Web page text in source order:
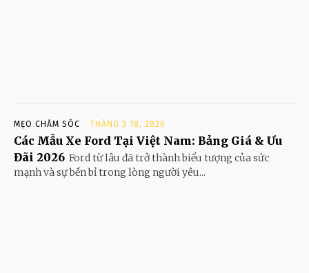
MẸO CHĂM SÓC THÁNG 3 18, 2026
Các Mẫu Xe Ford Tại Việt Nam: Bảng Giá & Ưu
Đãi 2026 Ford từ lâu đã trở thành biểu tượng của sức
mạnh và sự bền bỉ trong lòng người yêu...